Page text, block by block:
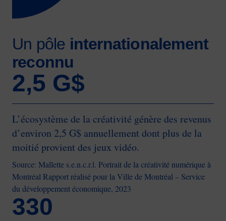
Un pôle internationalement
reconnu
2,5 G$
L’écosystème de la créativité génère des revenus
d’environ 2,5 G$ annuellement dont plus de la
moitié provient des jeux vidéo.
Source: Mallette s.e.n.c.r.l. Portrait de la créativité numérique à
Montréal Rapport réalisé pour la Ville de Montréal – Service
du développement économique, 2023
330